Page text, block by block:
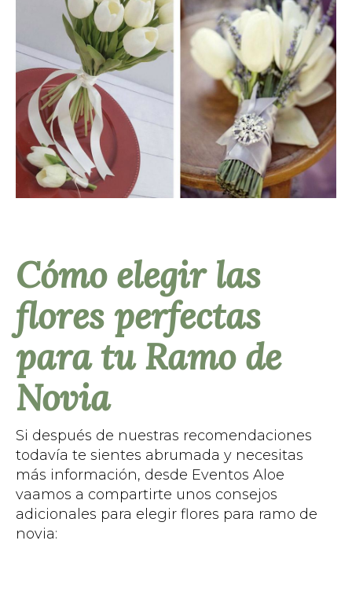
Cómo elegir las
flores perfectas
para tu Ramo de
Novia
Si después de nuestras recomendaciones
todavía te sientes abrumada y necesitas
más información, desde Eventos Aloe
vaamos a compartirte unos consejos
adicionales para elegir flores para ramo de
novia: